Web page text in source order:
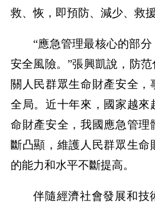
救、恢，即預防、減少、救援
“應急管理最核心的部
安全風險。”張興凱說，防
關人民群眾生命財產安全，
全局。近十年來，國家越來
命財產安全，我國應急管理
斷凸顯，維護人民群眾生命
的能力和水平不斷提高。
伴隨經濟社會發展和技